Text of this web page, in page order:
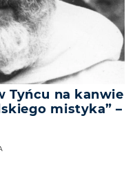
Tyńcu na kanwie
mistyka” –